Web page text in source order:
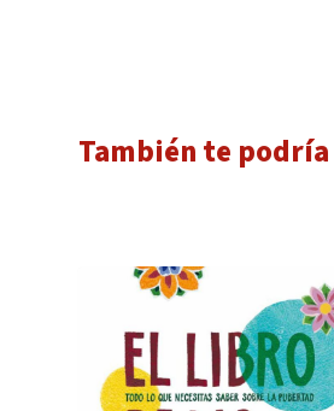
También te